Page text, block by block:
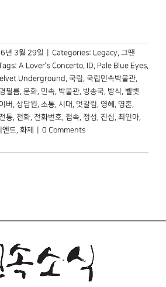
년 3월 29일 Categories: Legacy, 그땐
A Lover’s Concerto, ID, Pale Blue Eyes,
Underground , 국립, 국립민속박물관,
명필름, 문화, 민속, 박물관, 방송국, 방식, 벨벳
버 , 상담원, 소통, 시대 , 엇갈림, 영혜 , 영혼,
전통, 전화, 전화번호, 접속, 정성, 진심, 최인아,
엔드, 화제
0 Comments